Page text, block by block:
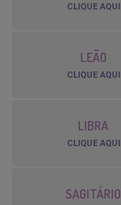
CLIQUE AQUI
LEÃO
CLIQUE AQUI
LIBRA
CLIQUE AQUI
SAGITÁRIO